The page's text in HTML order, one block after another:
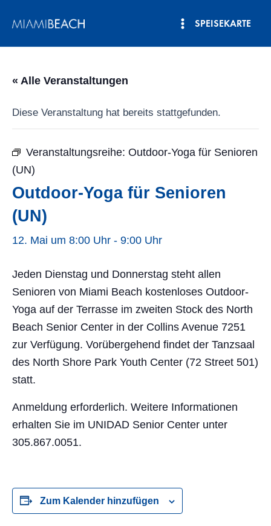
Inhalt
SPEISEKARTE
« Alle Veranstaltungen
Diese Veranstaltung hat bereits stattgefunden.
Veranstaltungsreihe: Outdoor-Yoga für Senioren
(UN)
Outdoor-Yoga für Senioren
(UN)
12. Mai um 8:00 Uhr - 9:00 Uhr
Jeden Dienstag und Donnerstag steht allen
Senioren von Miami Beach kostenloses Outdoor-
Yoga auf der Terrasse im zweiten Stock des North
Beach Senior Center in der Collins Avenue 7251
zur Verfügung. Vorübergehend findet der Tanzsaal
des North Shore Park Youth Center (72 Street 501)
statt.
Anmeldung erforderlich. Weitere Informationen
erhalten Sie im UNIDAD Senior Center unter
305.867.0051.
Zum Kalender hinzufügen